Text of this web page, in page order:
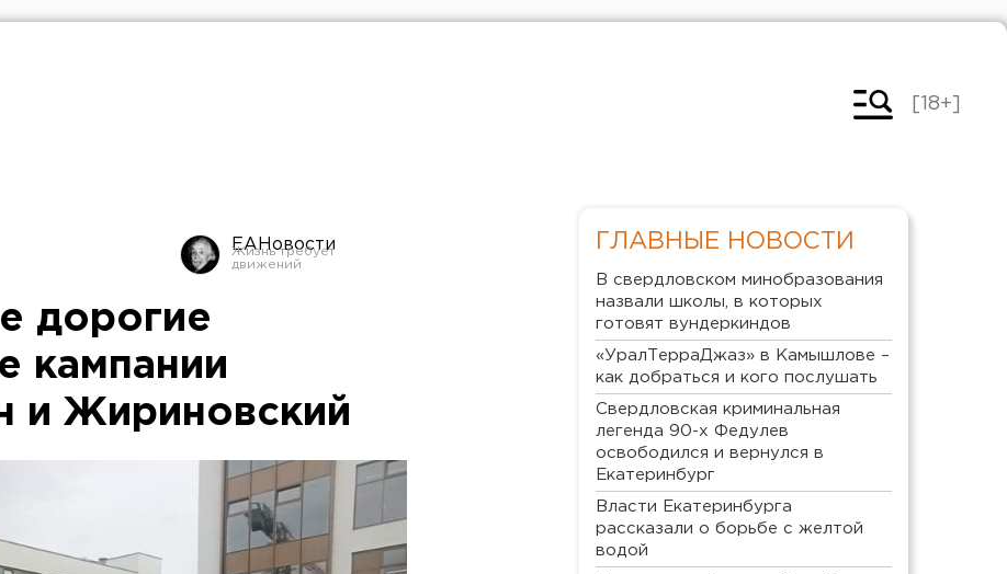
[18+]
ЕАНовости
дорогие
кампании
и Жириновский
ГЛАВНЫЕ НОВОСТИ
В свердловском минобразования
назвали школы, в которых
готовят вундеркиндов
«УралТерраДжаз» в Камышлове –
как добраться и кого послушать
Свердловская криминальная
легенда 90-х Федулев
освободился и вернулся в
Екатеринбург
Власти Екатеринбурга
рассказали о борьбе с желтой
водой